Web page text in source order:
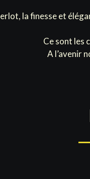
la finesse et
Ce sont les
A l’avenir